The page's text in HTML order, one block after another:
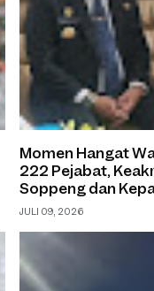
Momen Hangat
222 Pejabat,
Soppeng dan
Curi Perhatian
JULI 09, 2026